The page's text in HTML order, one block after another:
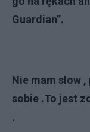
Guardian”.
Nie mam slow
sobie .To jest
.